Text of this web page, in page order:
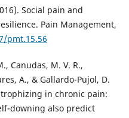
Social pain and
Pain Management,
pmt.15.56
Canudas, M. V. R.,
A., & Gallardo-Pujol, D.
in chronic pain:
downing also predict